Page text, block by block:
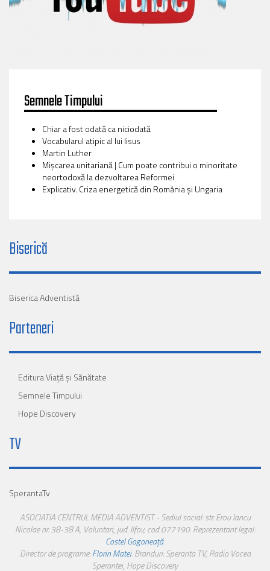
Semnele Timpului
Chiar a fost odată ca niciodată
Vocabularul atipic al lui Iisus
Martin Luther
Mișcarea unitariană | Cum poate contribui o minoritate
neortodoxă la dezvoltarea Reformei
Explicativ. Criza energetică din România și Ungaria
Biserică
Biserica Adventistă
Parteneri
Editura Viaţă şi Sănătate
Semnele Timpului
Hope Discovery
TV
SperantaTv
ASOCIATIA CENTRUL MEDIA ADVENTIST - Sediul social: str. Erou Iancu
Nicolae nr. 38-38 A, Voluntari, jud. Ilfov, cod 077190. Reprezentant legal:
Costel Gogoneață.
Director de programe:Florin Matei. Branduri: Speranta TV, Radio Vocea
Sperantei, Hope Discovery